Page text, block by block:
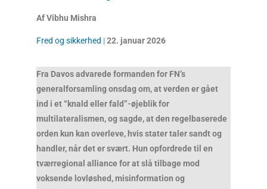
Af Vibhu Mishra
Fred og sikkerhed |22. januar2026
Fra Davos advarede formanden for FN’s
generalforsamling onsdag om, at verden er gået
ind i et “knald eller fald”-øjeblik for
multilateralismen, og sagde, at den regelbaserede
orden kun kan overleve, hvis stater taler sandt og
handler, når det er svært. Hun opfordrede til en
tværregional alliance for at slå tilbage mod
voksende lovløshed, misinformation og